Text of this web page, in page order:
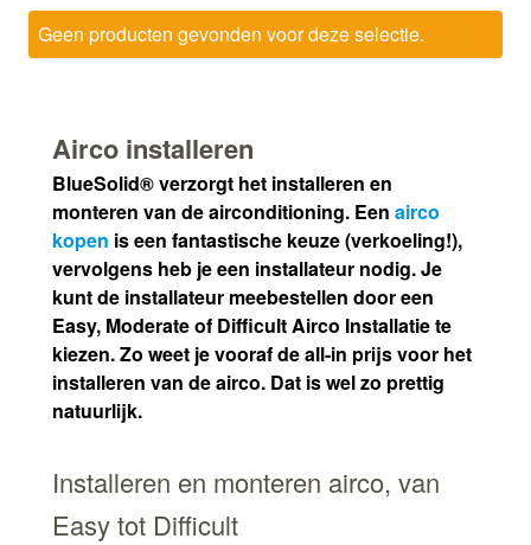
Geen producten gevonden voor deze selectie.
Airco installeren
BlueSolid® verzorgt het installeren en
monteren van de airconditioning. Een airco
kopen is een fantastische keuze (verkoeling!),
vervolgens heb je een installateur nodig. Je
kunt de installateur meebestellen door een
Easy, Moderate of Difficult Airco Installatie te
kiezen. Zo weet je vooraf de all-in prijs voor het
installeren van de airco. Dat is wel zo prettig
natuurlijk.
Installeren en monteren airco, van
Easy tot Difficult